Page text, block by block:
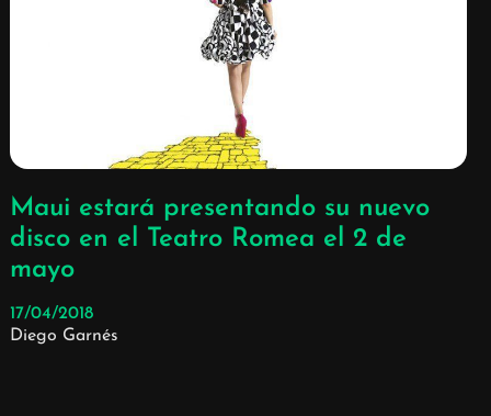
Maui estará presentando su nuevo
disco en el Teatro Romea el 2 de
mayo
17/04/2018
Diego Garnés